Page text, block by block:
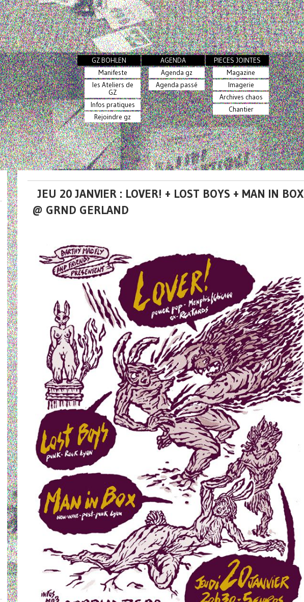
GZ BOHLEN
Manifeste
les Ateliers de
GZ
Infos pratiques
Rejoindre gz
AGENDA
Agenda gz
Agenda passé
PIECES JOINTES
Magazine
Imagerie
Archives chaos
Chantier
JEU 20 JANVIER : LOVER! + LOST BOYS + MAN IN BOX
@ GRND GERLAND